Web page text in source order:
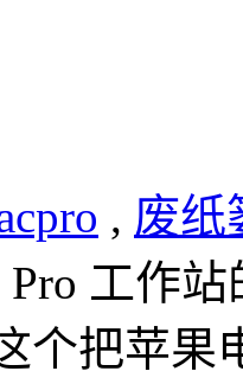
, 废纸
工作
个把苹果